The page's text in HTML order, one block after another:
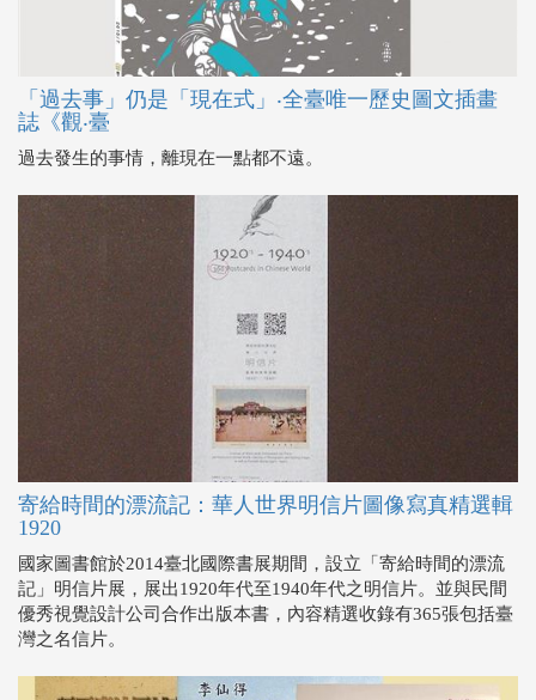
「過去事」仍是「現在式」‧全臺唯一歷史圖文插畫
誌《觀‧臺
過去發生的事情，離現在一點都不遠。
寄給時間的漂流記：華人世界明信片圖像寫真精選輯
1920
國家圖書館於2014臺北國際書展期間，設立「寄給時間的漂流
記」明信片展，展出1920年代至1940年代之明信片。並與民間
優秀視覺設計公司合作出版本書，內容精選收錄有365張包括臺
灣之名信片。